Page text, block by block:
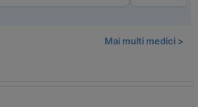
Mai multi medici >